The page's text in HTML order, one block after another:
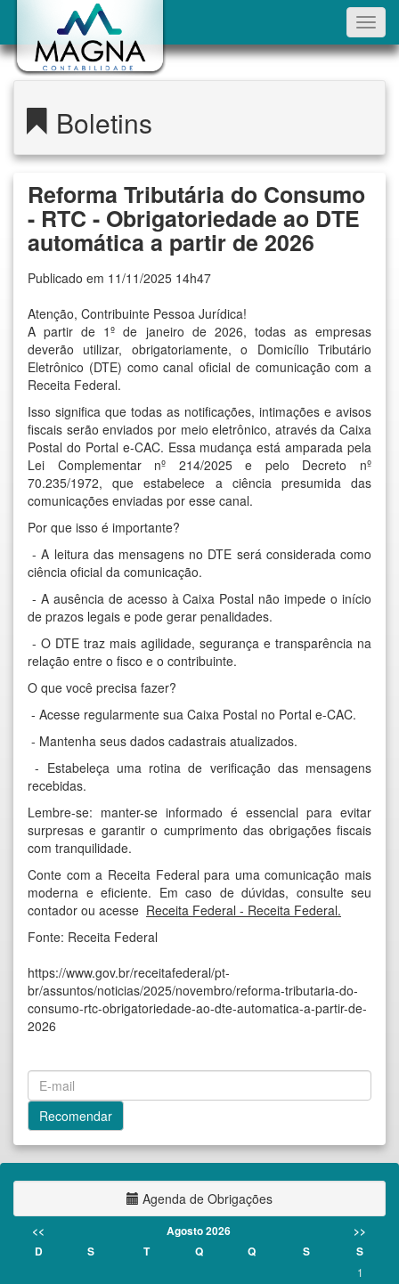
Boletins
Reforma Tributária do Consumo
- RTC - Obrigatoriedade ao DTE
automática a partir de 2026
Publicado em 11/11/2025 14h47
Atenção, Contribuinte Pessoa Jurídica!
A partir de 1º de janeiro de 2026, todas as empresas
deverão utilizar, obrigatoriamente, o Domicílio Tributário
Eletrônico (DTE) como canal oficial de comunicação com a
Receita Federal.
Isso significa que todas as notificações, intimações e avisos
fiscais serão enviados por meio eletrônico, através da Caixa
Postal do Portal e-CAC. Essa mudança está amparada pela
Lei Complementar nº 214/2025 e pelo Decreto nº
70.235/1972, que estabelece a ciência presumida das
comunicações enviadas por esse canal.
Por que isso é importante?
- A leitura das mensagens no DTE será considerada como
ciência oficial da comunicação.
- A ausência de acesso à Caixa Postal não impede o início
de prazos legais e pode gerar penalidades.
- O DTE traz mais agilidade, segurança e transparência na
relação entre o fisco e o contribuinte.
O que você precisa fazer?
- Acesse regularmente sua Caixa Postal no Portal e-CAC.
- Mantenha seus dados cadastrais atualizados.
- Estabeleça uma rotina de verificação das mensagens
recebidas.
Lembre-se: manter-se informado é essencial para evitar
surpresas e garantir o cumprimento das obrigações fiscais
com tranquilidade.
Conte com a Receita Federal para uma comunicação mais
moderna e eficiente. Em caso de dúvidas, consulte seu
contador ou acesse Receita Federal - Receita Federal.
Fonte: Receita Federal
https://www.gov.br/receitafederal/pt-
br/assuntos/noticias/2025/novembro/reforma-tributaria-do-
consumo-rtc-obrigatoriedade-ao-dte-automatica-a-partir-de-
2026
Agenda de Obrigações
<< Agosto 2026
>>
D
S T Q Q S S
1